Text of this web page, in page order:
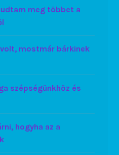
meg többet a
mostmár bárkinek
szépségünkhöz és
hogyha az a